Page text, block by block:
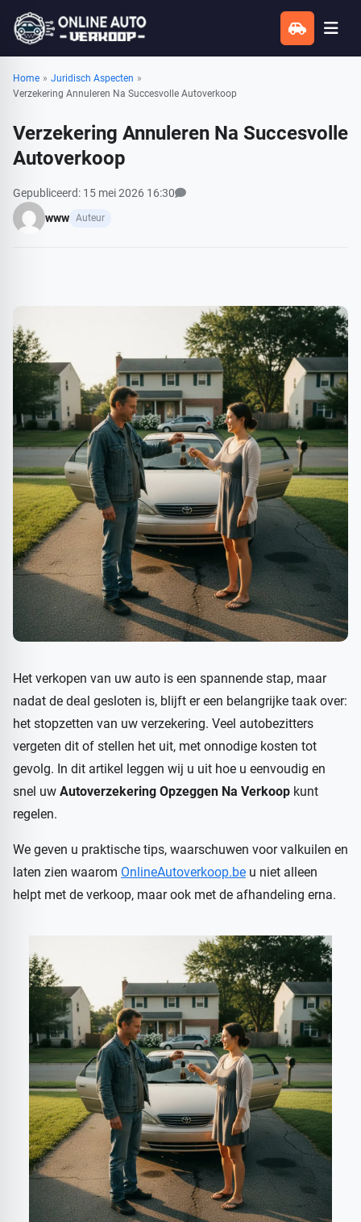
Home » Juridisch Aspecten »
Verzekering Annuleren Na Succesvolle Autoverkoop
Verzekering Annuleren Na Succesvolle
Autoverkoop
Gepubliceerd: 15 mei 2026 16:30
Bekijk alle reacties
www Auteur
Het verkopen van uw auto is een spannende stap, maar
nadat de deal gesloten is, blijft er een belangrijke taak over:
het stopzetten van uw verzekering. Veel autobezitters
vergeten dit of stellen het uit, met onnodige kosten tot
gevolg. In dit artikel leggen wij u uit hoe u eenvoudig en
snel uw Autoverzekering Opzeggen Na Verkoop kunt
regelen.
We geven u praktische tips, waarschuwen voor valkuilen en
laten zien waarom OnlineAutoverkoop.be u niet alleen
helpt met de verkoop, maar ook met de afhandeling erna.